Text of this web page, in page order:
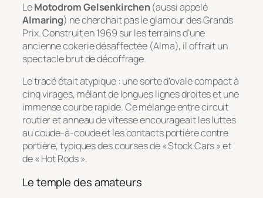
LeMotodrom Gelsenkirchen(aussi appelé
Almaring) ne cherchait pas le glamour des Grands
Prix. Construit en 1969 sur les terrains d’une
ancienne cokerie désaffectée (Alma), il offrait un
spectacle brut de décoffrage.
Le tracé était atypique : une sorte d’ovale compact à
cinq virages, mêlant de longues lignes droites et une
immense courbe rapide. Ce mélange entre circuit
routier et anneau de vitesse encourageait les luttes
au coude-à-coude et les contacts portière contre
portière, typiques des courses de « Stock Cars » et
de « Hot Rods ».
Le temple des amateurs